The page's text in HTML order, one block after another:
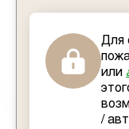
Для
или
/